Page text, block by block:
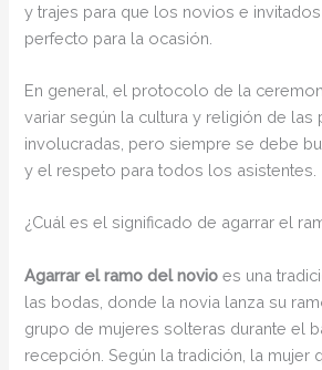
y trajes para que los novios e
perfecto para la ocasión.
En general, el protocolo de la
variar según la cultura y religión de las
involucradas, pero siempre se debe
y el respeto para todos los asistentes.
¿Cuál es el significado de agarrar el
Agarrar el ramo del novio es una
las bodas, donde la novia lanza su
grupo de mujeres solteras durante el
recepción. Según la tradición, la mujer